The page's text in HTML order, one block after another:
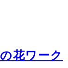
花ワーク